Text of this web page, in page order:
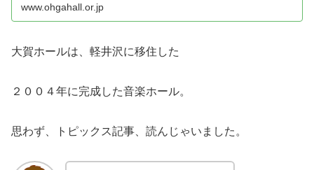
www.ohgahall.or.jp
大賀ホールは、軽井沢に移住した
２００４年に完成した音楽ホール。
思わず、トピックス記事、読んじゃいました。